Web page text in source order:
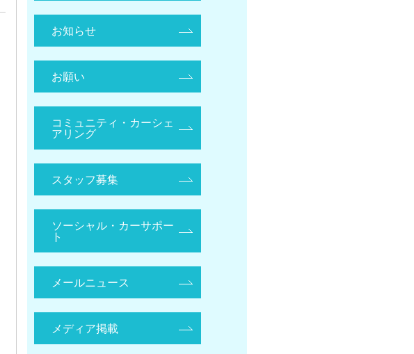
お知らせ
お願い
コミュニティ・カーシェ
アリング
スタッフ募集
ソーシャル・カーサポー
ト
メールニュース
メディア掲載